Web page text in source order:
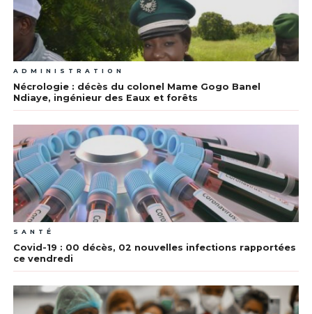
ADMINISTRATION
Nécrologie : décès du colonel Mame Gogo Banel
Ndiaye, ingénieur des Eaux et forêts
SANTÉ
Covid-19 : 00 décès, 02 nouvelles infections rapportées
ce vendredi